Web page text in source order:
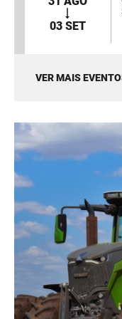
03 SET
VER MAIS